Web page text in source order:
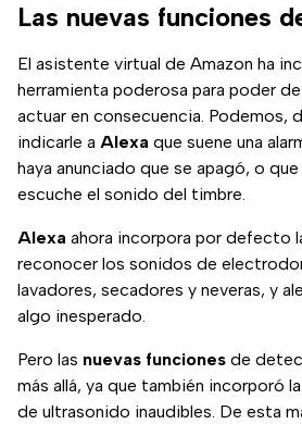
Las nuevas funciones
El asistente virtual de Amazon ha
herramienta poderosa para poder
actuar en consecuencia. Podemos,
indicarle a Alexa que suene una
haya anunciado que se apagó, o
escuche el sonido del timbre.
Alexa ahora incorpora por defecto
reconocer los sonidos de
lavadores, secadores y neveras, y
algo inesperado.
Pero las nuevas funciones de
más allá, ya que también incorporó
de ultrasonido inaudibles. De esta